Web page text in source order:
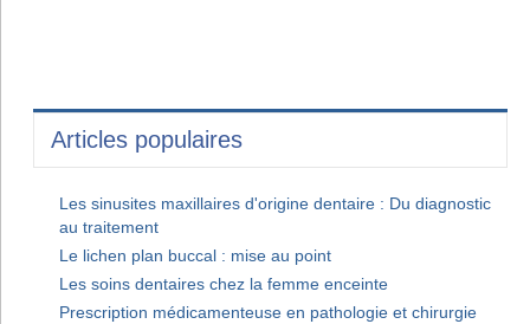
Articles populaires
Les sinusites maxillaires d'origine dentaire : Du diagnostic
au traitement
Le lichen plan buccal : mise au point
Les soins dentaires chez la femme enceinte
Prescription médicamenteuse en pathologie et chirurgie